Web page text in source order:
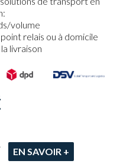
volume
relais ou à domicile
livraison
EN SAVOIR +